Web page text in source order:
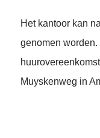
Het kantoor kan
genomen
Muyskenweg in